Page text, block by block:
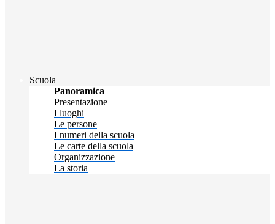
Scuola
Panoramica
Presentazione
I luoghi
Le persone
I numeri della scuola
Le carte della scuola
Organizzazione
La storia